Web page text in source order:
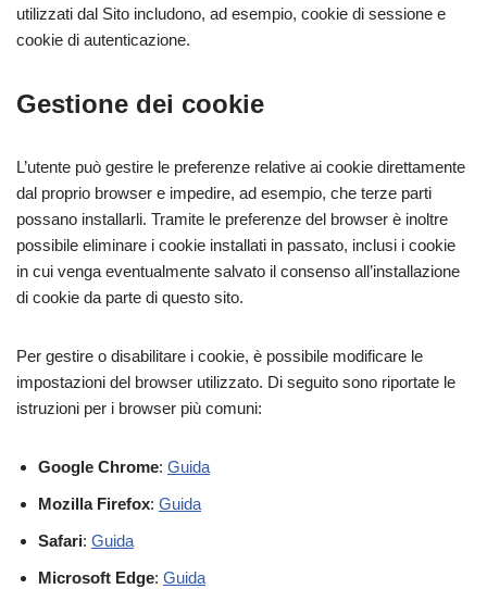
utilizzati dal Sito includono, ad esempio, cookie di sessione e
cookie di autenticazione.
Gestione dei cookie
L’utente può gestire le preferenze relative ai cookie direttamente
dal proprio browser e impedire, ad esempio, che terze parti
possano installarli. Tramite le preferenze del browser è inoltre
possibile eliminare i cookie installati in passato, inclusi i cookie
in cui venga eventualmente salvato il consenso all’installazione
di cookie da parte di questo sito.
Per gestire o disabilitare i cookie, è possibile modificare le
impostazioni del browser utilizzato. Di seguito sono riportate le
istruzioni per i browser più comuni:
Google Chrome: Guida
Mozilla Firefox: Guida
Safari: Guida
Microsoft Edge: Guida